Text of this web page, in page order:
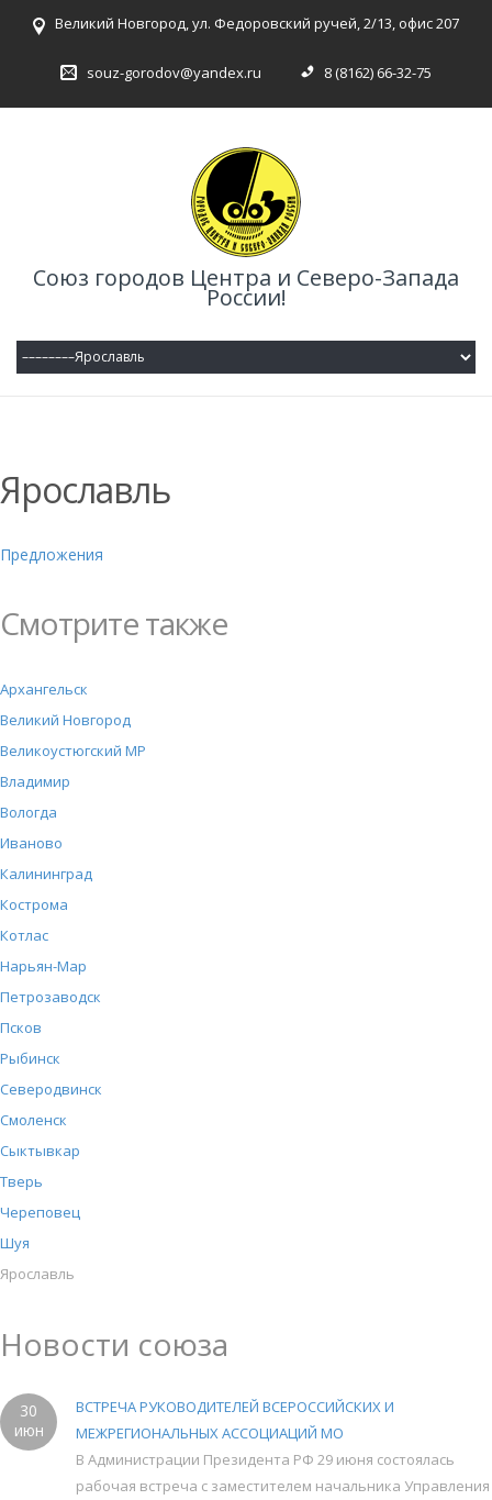
Великий Новгород, ул. Федоровский ручей, 2/13, офис 207
souz-gorodov@yandex.ru 8 (8162) 66-32-75
Союз городов Центра и Северо-Запада
России!
Ярославль
Предложения
Смотрите также
Архангельск
Великий Новгород
Великоустюгский МР
Владимир
Вологда
Иваново
Калининград
Кострома
Котлас
Нарьян-Мар
Петрозаводск
Псков
Рыбинск
Северодвинск
Смоленск
Сыктывкар
Тверь
Череповец
Шуя
Ярославль
Новости союза
30
июн
ВСТРЕЧА РУКОВОДИТЕЛЕЙ ВСЕРОССИЙСКИХ И
МЕЖРЕГИОНАЛЬНЫХ АССОЦИАЦИЙ МО
В Администрации Президента РФ 29 июня состоялась
рабочая встреча с заместителем начальника Управления